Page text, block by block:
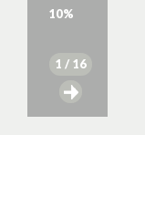
10%
1 / 16